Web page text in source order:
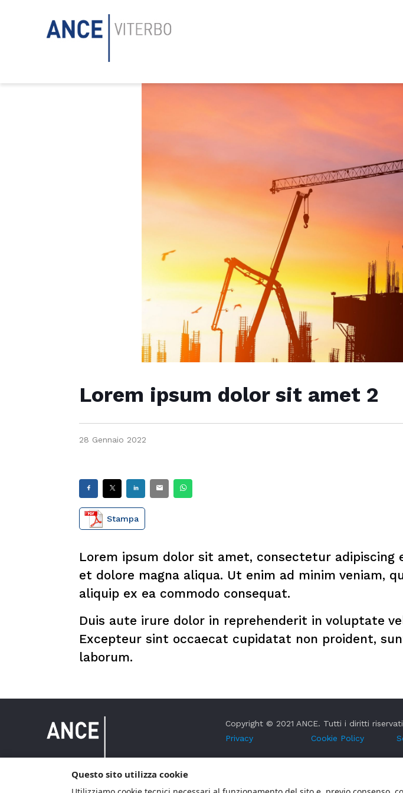
Lorem ipsum dolor sit amet 2
28 Gennaio 2022
Stampa
Lorem ipsum dolor sit amet, consectetur
et dolore magna aliqua. Ut enim ad minim veniam,
aliquip ex ea commodo consequat.
Duis aute irure dolor in reprehenderit in voluptate
Excepteur sint occaecat cupidatat non proident,
laborum.
Copyright © 2021 ANCE. Tutti i diritti
Privacy
Cookie Policy
Questo sito utilizza cookie